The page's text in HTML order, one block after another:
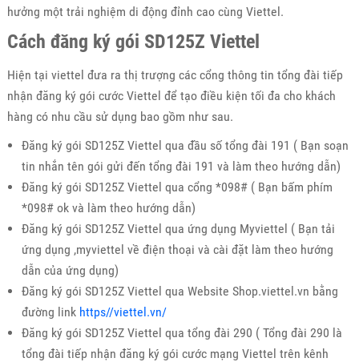
hưởng một trải nghiệm di động đỉnh cao cùng Viettel.
Cách đăng ký gói SD125Z Viettel
Hiện tại viettel đưa ra thị trượng các cổng thông tin tổng đài tiếp
nhận đăng ký gói cước Viettel để tạo điều kiện tối đa cho khách
hàng có nhu cầu sử dụng bao gồm như sau.
Đăng ký gói SD125Z Viettel qua đầu số tổng đài 191 ( Bạn soạn
tin nhắn tên gói gửi đến tổng đài 191 và làm theo hướng dẫn)
Đăng ký gói SD125Z Viettel qua cổng *098# ( Bạn bấm phím
*098# ok và làm theo hướng dẫn)
Đăng ký gói SD125Z Viettel qua ứng dụng Myviettel ( Bạn tải
ứng dụng ,myviettel về điện thoại và cài đặt làm theo hướng
dẫn của ứng dụng)
Đăng ký gói SD125Z Viettel qua Website Shop.viettel.vn bằng
đường link https//viettel.vn/
Đăng ký gói SD125Z Viettel qua tổng đài 290 ( Tổng đài 290 là
tổng đài tiếp nhận đăng ký gói cước mạng Viettel trên kênh